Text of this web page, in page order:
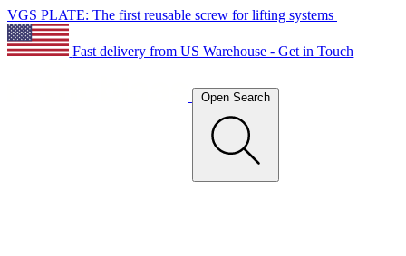
VGS PLATE: The first reusable screw for lifting systems
Fast delivery from US Warehouse - Get in Touch
Open Search